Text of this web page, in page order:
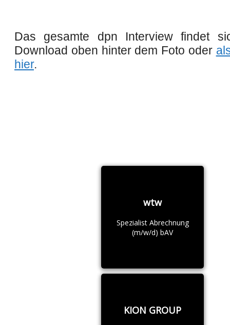
Das gesamte dpn Interview findet
Download oben hinter dem Foto oder
hier.
wtw
Spezialist Abrechnung
(m/w/d) bAV
KION GROUP